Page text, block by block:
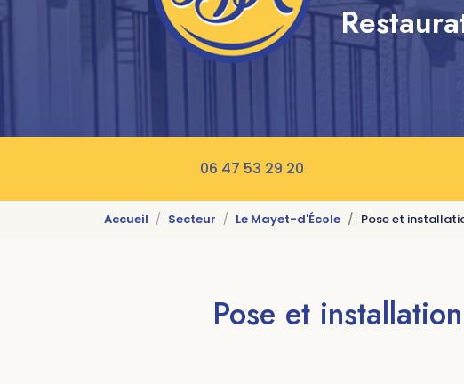
06 47 53 29 20
Accueil Secteur Le Mayet-d'École Pose et
Pose et